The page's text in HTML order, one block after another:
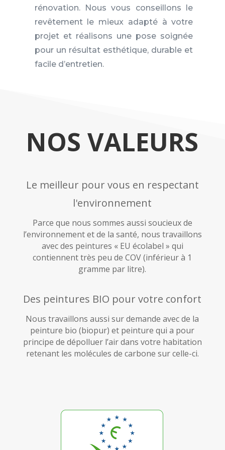
rénovation. Nous vous conseillons le
revêtement le mieux adapté à votre
projet et réalisons une pose soignée
pour un résultat esthétique, durable et
facile d’entretien.
NOS VALEURS
Le meilleur pour vous en respectant
l'environnement
Parce que nous sommes aussi soucieux de
l’environnement et de la santé, nous travaillons
avec des peintures « EU écolabel » qui
contiennent très peu de COV (inférieur à 1
gramme par litre).
Des peintures BIO pour votre confort
Nous travaillons aussi sur demande avec de la
peinture bio (biopur) et peinture qui a pour
principe de dépolluer l’air dans votre habitation
retenant les molécules de carbone sur celle-ci.